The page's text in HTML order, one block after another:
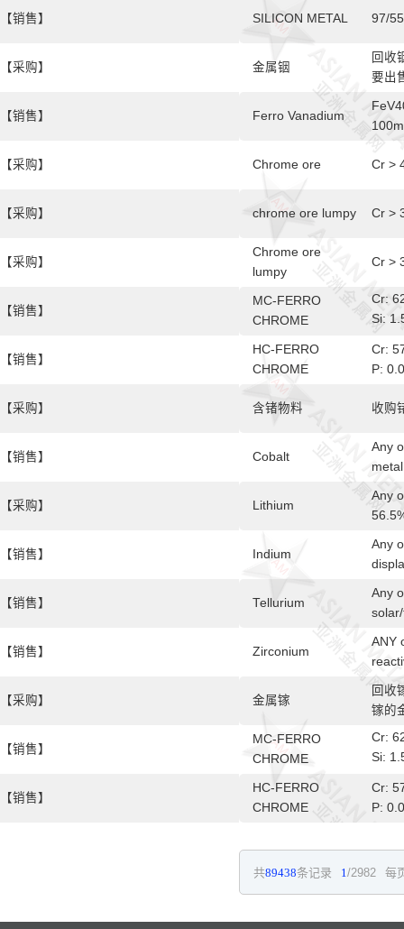
【销售】
【采购】
【销售】
【采购】
【采购】
【采购】
【销售】
【销售】
【采购】
【销售】
【采购】
【销售】
【销售】
【销售】
【采购】
【销售】
【销售】
SILICON METAL 97/
金属铟
回收
要出
Ferro Vanadium
Chrome ore Cr >
chrome ore lumpy Cr >
Chrome ore
lumpy
Cr >
MC-FERRO
CHROME
Cr:
Si:
HC-FERRO
CHROME
Cr:
P:
含锗物料 收购
Cobalt
Any
Lithium
Any
Indium
Any
Tellurium
Any
Zirconium
ANY
金属镓
回收
镓的
MC-FERRO
CHROME
Cr:
Si:
HC-FERRO
CHROME
Cr:
P:
共89438条记录 1/2982 每